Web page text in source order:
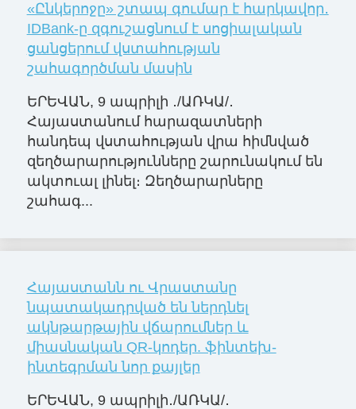
«Ընկերոջը» շտապ գումար է հարկավոր․
IDBank-ը զգուշացնում է սոցիալական
ցանցերում վստահության
շահագործման մասին
ԵՐԵՎԱՆ, 9 ապրիլի ․/ԱՌԿԱ/․
Հայաստանում հարազատների
հանդեպ վստահության վրա հիմնված
զեղծարարությունները շարունակում են
ակտուալ լինել։ Զեղծարարները
շահագ...
Հայաստանն ու Վրաստանը
նպատակադրված են ներդնել
ակնթարթային վճարումներ և
միասնական QR-կոդեր. ֆինտեխ-
ինտեգրման նոր քայլեր
ԵՐԵՎԱՆ, 9 ապրիլի․/ԱՌԿԱ/․